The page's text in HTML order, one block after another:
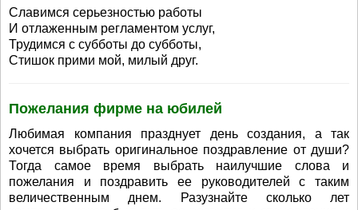
Славимся серьезностью работы
И отлаженным регламентом услуг,
Трудимся с субботы до субботы,
Стишок прими мой, милый друг.
Пожелания фирме на юбилей
Любимая компания празднует день создания, а так
хочется выбрать оригинальное поздравление от души?
Тогда самое время выбрать наилучшие слова и
пожелания и поздравить ее руководителей с таким
величественным днем. Разузнайте сколько лет